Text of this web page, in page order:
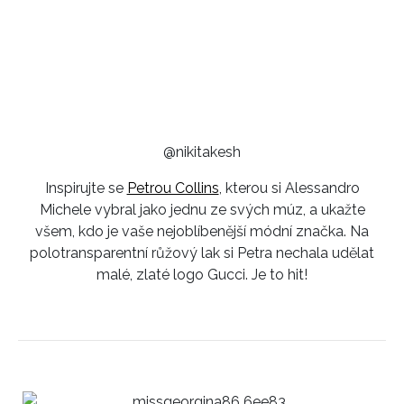
@nikitakesh
Inspirujte se Petrou Collins, kterou si Alessandro
Michele vybral jako jednu ze svých múz, a ukažte
všem, kdo je vaše nejoblíbenější módní značka. Na
polotransparentní růžový lak si Petra nechala udělat
malé, zlaté logo Gucci. Je to hit!